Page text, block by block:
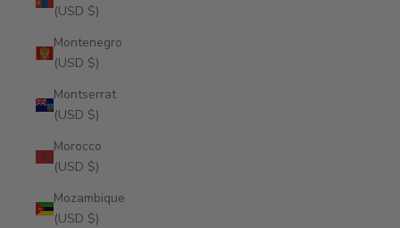
(USD $)
Montenegro
(USD $)
Montserrat
(USD $)
Morocco
(USD $)
Mozambique
(USD $)